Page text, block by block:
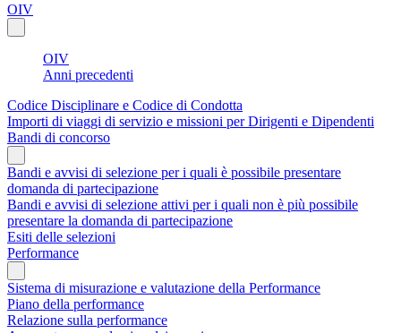
OIV
OIV
Anni precedenti
Codice Disciplinare e Codice di Condotta
Importi di viaggi di servizio e missioni per Dirigenti e Dipendenti
Bandi di concorso
Bandi e avvisi di selezione per i quali è possibile presentare
domanda di partecipazione
Bandi e avvisi di selezione attivi per i quali non è più possibile
presentare la domanda di partecipazione
Esiti delle selezioni
Performance
Sistema di misurazione e valutazione della Performance
Piano della performance
Relazione sulla performance